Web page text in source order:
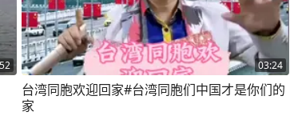
03:24
台湾同胞欢迎回家#台湾同胞们中国才是你们的
家